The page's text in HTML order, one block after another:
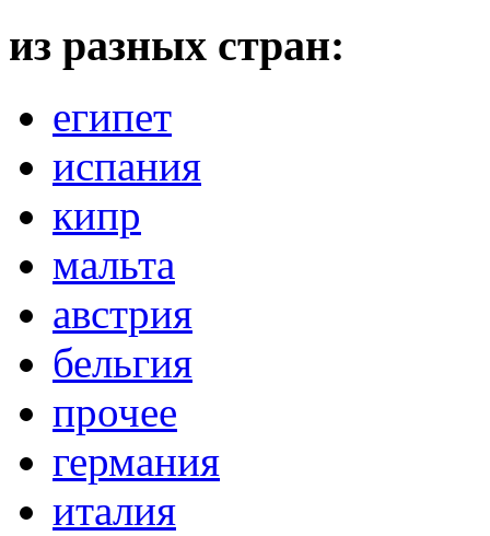
из разных стран:
египет
испания
кипр
мальта
австрия
бельгия
прочее
германия
италия